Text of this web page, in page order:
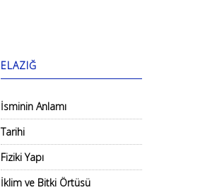
ELAZIĞ
İsminin Anlamı
Tarihi
Fiziki Yapı
İklim ve Bitki Örtüsü